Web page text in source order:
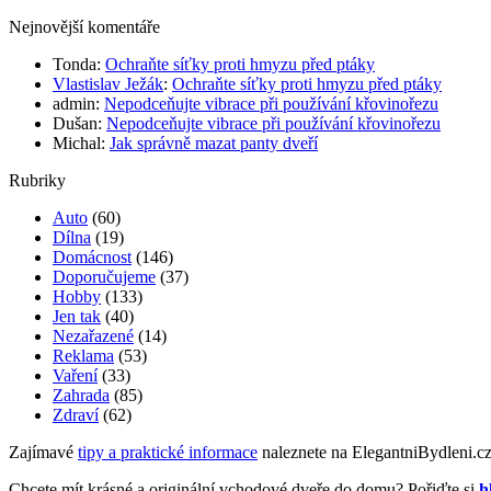
Nejnovější komentáře
Tonda: Ochraňte síťky proti hmyzu před ptáky
Vlastislav Ježák: Ochraňte síťky proti hmyzu před ptáky
admin: Nepodceňujte vibrace při používání křovinořezu
Dušan: Nepodceňujte vibrace při používání křovinořezu
Michal: Jak správně mazat panty dveří
Rubriky
Auto (60)
Dílna (19)
Domácnost (146)
Doporučujeme (37)
Hobby (133)
Jen tak (40)
Nezařazené (14)
Reklama (53)
Vaření(33)
Zahrada (85)
Zdraví(62)
Zajímavé tipy a praktické informace naleznete na ElegantniBydleni.cz